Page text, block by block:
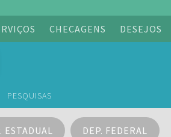
CHECAGENS DESEJOS
PESQUISAS
ESTADUAL DEP. FEDERAL